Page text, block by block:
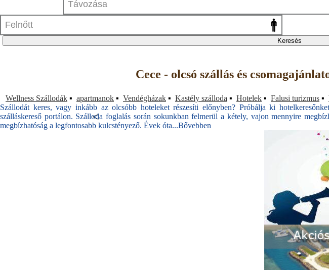
<
Cece - olcsó szállás és
Wellness Szállodák ▪ apartmanok ▪ Vendégházak ▪ Kastély szálloda ▪ Hotelek ▪ Falusi turizmus ▪
Szállodát keres, vagy inkább az olcsóbb hoteleket részesíti előnyben? Próbálja ki
szálláskereső portálon. Szálloda foglalás során sokunkban felmerül a kétely, vajon mennyire
megbízhatóság a legfontosabb kulcstényező. Évek óta...Bővebben